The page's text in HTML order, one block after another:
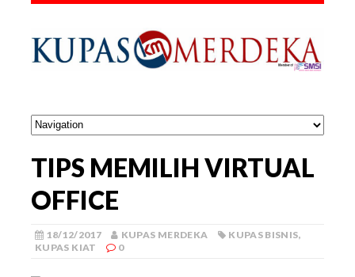
TIPS MEMILIH VIRTUAL
OFFICE
18/12/2017 KUPAS MERDEKA KUPAS BISNIS,
KUPAS KIAT
0